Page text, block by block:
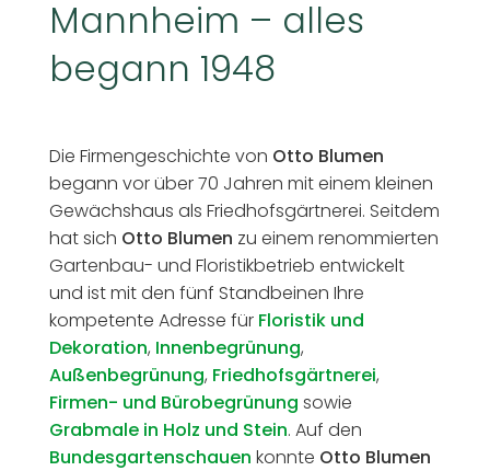
Mannheim – alles
begann 1948
Die Firmengeschichte von Otto Blumen
begann vor über 70 Jahren mit einem kleinen
Gewächshaus als Friedhofsgärtnerei. Seitdem
hat sich Otto Blumen zu einem renommierten
Gartenbau- und Floristikbetrieb entwickelt
und ist mit den fünf Standbeinen Ihre
kompetente Adresse für Floristik und
Dekoration, Innenbegrünung,
Außenbegrünung, Friedhofsgärtnerei,
Firmen- und Bürobegrünung sowie
Grabmale in Holz und Stein. Auf den
Bundesgartenschauen konnte Otto Blumen